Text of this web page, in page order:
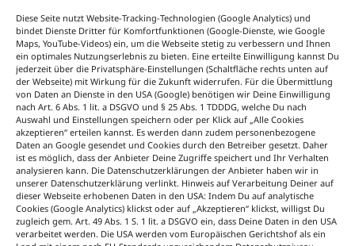
Diese Seite nutzt Website-Tracking-Technologien (Google Analytics) und
bindet Dienste Dritter für Komfortfunktionen (Google-Dienste, wie Google
Maps, YouTube-Videos) ein, um die Webseite stetig zu verbessern und Ihnen
ein optimales Nutzungserlebnis zu bieten. Eine erteilte Einwilligung kannst Du
jederzeit über die Privatsphäre-Einstellungen (Schaltfläche rechts unten auf
der Webseite) mit Wirkung für die Zukunft widerrufen. Für die Übermittlung
von Daten an Dienste in den USA (Google) benötigen wir Deine Einwilligung
nach Art. 6 Abs. 1 lit. a DSGVO und § 25 Abs. 1 TDDDG, welche Du nach
Auswahl und Einstellungen speichern oder per Klick auf „Alle Cookies
akzeptieren“ erteilen kannst. Es werden dann zudem personenbezogene
Daten an Google gesendet und Cookies durch den Betreiber gesetzt. Daher
ist es möglich, dass der Anbieter Deine Zugriffe speichert und Ihr Verhalten
analysieren kann. Die Datenschutzerklärungen der Anbieter haben wir in
unserer Datenschutzerklärung verlinkt. Hinweis auf Verarbeitung Deiner auf
dieser Webseite erhobenen Daten in den USA: Indem Du auf analytische
Cookies (Google Analytics) klickst oder auf „Akzeptieren“ klickst, willigst Du
zugleich gem. Art. 49 Abs. 1 S. 1 lit. a DSGVO ein, dass Deine Daten in den USA
verarbeitet werden. Die USA werden vom Europäischen Gerichtshof als ein
Von Profis für Profis.
Inspirationen für das
floristische Tagesgeschäft, Ideen und Konzepte
für Event-, Hochzeits-, Trauer- und
Saisonfloristik, passend zu jedem Anlass und
für jede Jahreszeit. Dazu News aus der Branche
immer aktuell, sieben Tage die Woche unter
dem B+ Icon bei BLOOM’s Professional
auf blooms.de.
Floristik lernen
Mit Wissen zum Floristik-Profi.Wie wird ein
Blumenstrauß gebunden? Welche Gesteckarten
gibt es? Auf welche Techniken kommt es beim